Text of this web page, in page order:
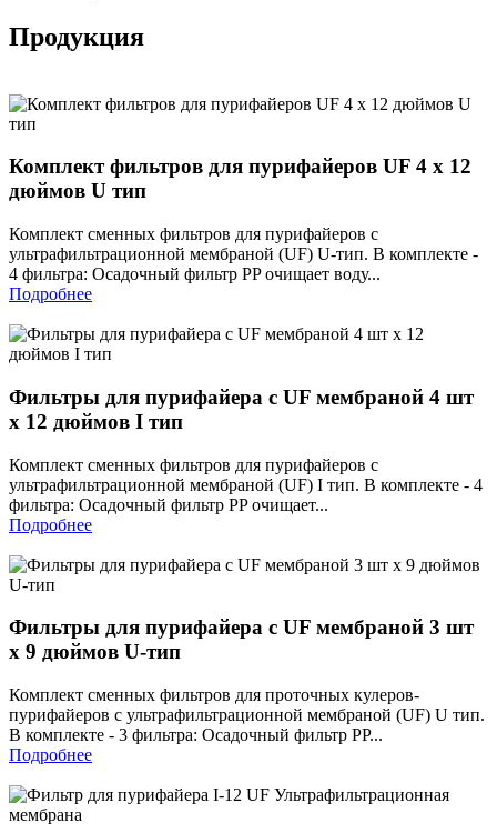
Продукция
Комплект фильтров для пурифайеров UF 4 х 12
дюймов U тип
Комплект сменных фильтров для пурифайеров с
ультрафильтрационной мембраной (UF) U-тип. В комплекте -
4 фильтра: Осадочный фильтр PP очищает воду...
Подробнее
Фильтры для пурифайера с UF мембраной 4 шт
х 12 дюймов I тип
Комплект сменных фильтров для пурифайеров с
ультрафильтрационной мембраной (UF) I тип. В комплекте - 4
фильтра: Осадочный фильтр PP очищает...
Подробнее
Фильтры для пурифайера с UF мембраной 3 шт
х 9 дюймов U-тип
Комплект сменных фильтров для проточных кулеров-
пурифайеров с ультрафильтрационной мембраной (UF) U тип.
В комплекте - 3 фильтра: Осадочный фильтр PP...
Подробнее